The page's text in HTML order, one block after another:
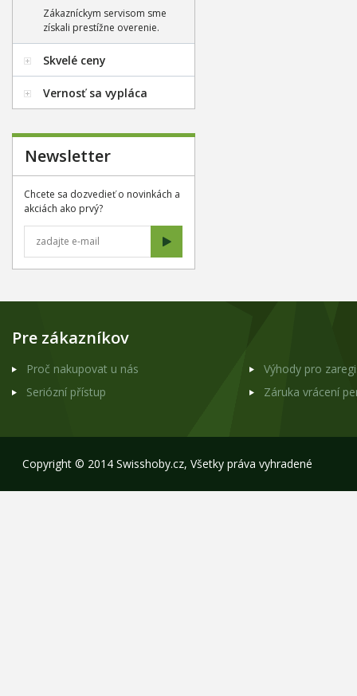
Zákazníckym servisom sme
získali prestížne overenie.
Skvelé ceny
Vernosť sa vypláca
Newsletter
Chcete sa dozvedieť o novinkách a
akciách ako prvý?
Pre zákazníkov
Proč nakupovat u nás
Výhody pro
Seriózní přístup
Záruka vrácení
Copyright © 2014 Swisshoby.cz, Všetky práva vyhradené